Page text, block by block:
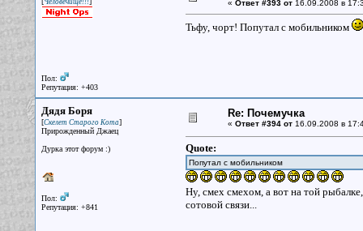
Человечище!!!
Пол:
Репутация: +403
« Ответ #393 от16.09.2008 в
Тьфу, чорт! Попутал с мобильником
Дядя Боря
[Скелет Старого Кота]
Прирожденный Джаец
Дурка этот форум :)
Пол:
Репутация: +841
Re: Почемучка
« Ответ #394 от16.09.2008 в
Quote:
Попутал с мобильником
Ну, смех смехом, а вот на той
сотовой связи...